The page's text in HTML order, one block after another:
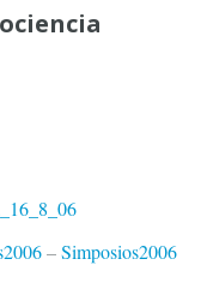
–Simposios2006